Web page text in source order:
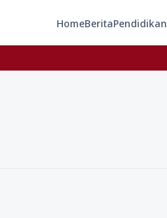
HomeBeritaPendidikan